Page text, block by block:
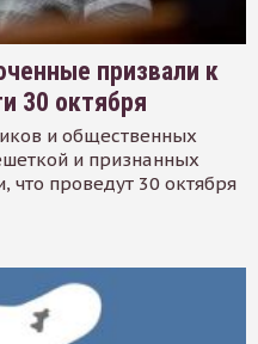
призвали к
30 октября
и общественных
и признанных
что проведут 30 октября